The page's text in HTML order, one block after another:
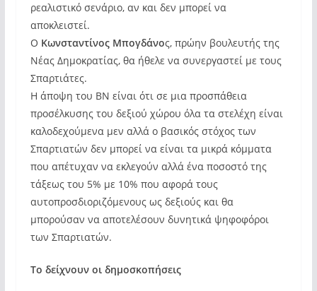
ρεαλιστικό σενάριο, αν και δεν μπορεί να
αποκλειστεί.
Ο Κωνσταντίνος Μπογδάνος, πρώην βουλευτής της
Νέας Δημοκρατίας, θα ήθελε να συνεργαστεί με τους
Σπαρτιάτες.
Η άποψη του ΒΝ είναι ότι σε μια προσπάθεια
προσέλκυσης του δεξιού χώρου όλα τα στελέχη είναι
καλοδεχούμενα μεν αλλά ο βασικός στόχος των
Σπαρτιατών δεν μπορεί να είναι τα μικρά κόμματα
που απέτυχαν να εκλεγούν αλλά ένα ποσοστό της
τάξεως του 5% με 10% που αφορά τους
αυτοπροσδιοριζόμενους ως δεξιούς και θα
μπορούσαν να αποτελέσουν δυνητικά ψηφοφόροι
των Σπαρτιατών.
Το δείχνουν οι δημοσκοπήσεις